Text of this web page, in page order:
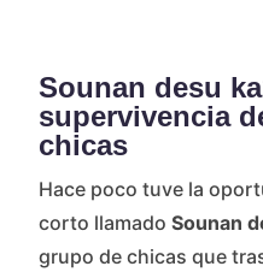
Sounan desu
supervivencia
chicas
Hace poco tuve la
corto llamado Sounan
grupo de chicas que